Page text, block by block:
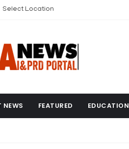
Select Location
FEATURED EDUCATION